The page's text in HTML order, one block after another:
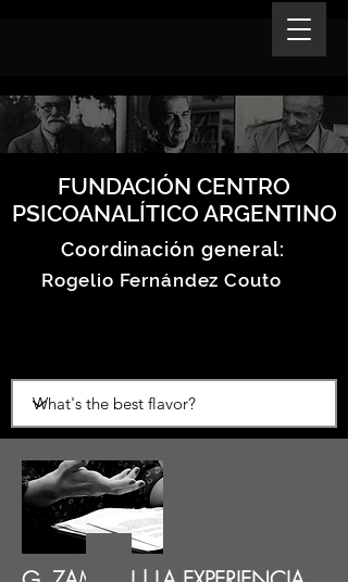
FUNDACIÓN CENTRO
PSICOANALÍTICO ARGENTINO
Coordinación general:
Rogelio Fernández Couto